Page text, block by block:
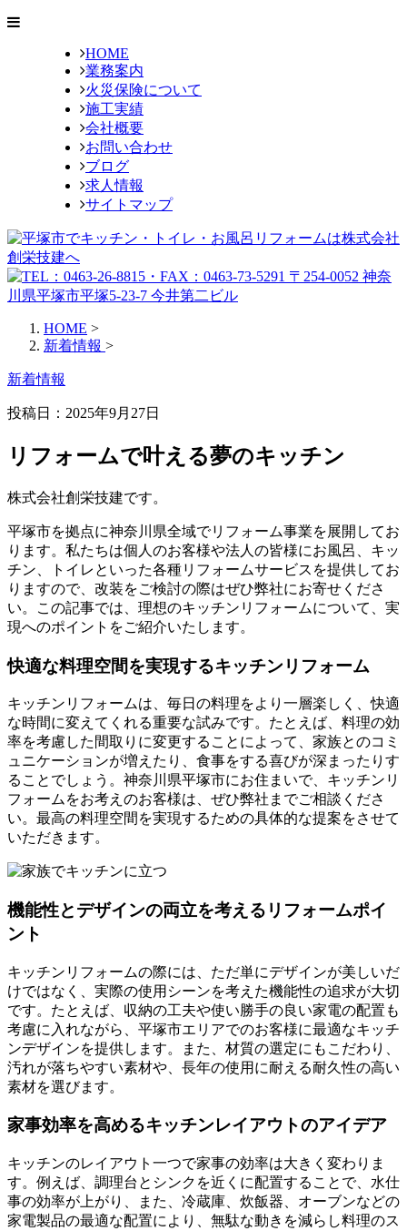
HOME
業務案内
火災保険について
施工実績
会社概要
お問い合わせ
ブログ
求人情報
サイトマップ
HOME >
新着情報 >
新着情報
投稿日： 2025年9月27日
リフォームで叶える夢のキッチン
株式会社創栄技建です。
平塚市を拠点に神奈川県全域でリフォーム事業を展開してお
ります。私たちは個人のお客様や法人の皆様にお風呂、キッ
チン、トイレといった各種リフォームサービスを提供してお
りますので、改装をご検討の際はぜひ弊社にお寄せくださ
い。この記事では、理想のキッチンリフォームについて、実
現へのポイントをご紹介いたします。
快適な料理空間を実現するキッチンリフォーム
キッチンリフォームは、毎日の料理をより一層楽しく、快適
な時間に変えてくれる重要な試みです。たとえば、料理の効
率を考慮した間取りに変更することによって、家族とのコミ
ュニケーションが増えたり、食事をする喜びが深まったりす
ることでしょう。神奈川県平塚市にお住まいで、キッチンリ
フォームをお考えのお客様は、ぜひ弊社までご相談くださ
い。最高の料理空間を実現するための具体的な提案をさせて
いただきます。
機能性とデザインの両立を考えるリフォームポイ
ント
キッチンリフォームの際には、ただ単にデザインが美しいだ
けではなく、実際の使用シーンを考えた機能性の追求が大切
です。たとえば、収納の工夫や使い勝手の良い家電の配置も
考慮に入れながら、平塚市エリアでのお客様に最適なキッチ
ンデザインを提供します。また、材質の選定にもこだわり、
汚れが落ちやすい素材や、長年の使用に耐える耐久性の高い
素材を選びます。
家事効率を高めるキッチンレイアウトのアイデア
キッチンのレイアウト一つで家事の効率は大きく変わりま
す。例えば、調理台とシンクを近くに配置することで、水仕
事の効率が上がり、また、冷蔵庫、炊飯器、オーブンなどの
家電製品の最適な配置により、無駄な動きを減らし料理のス